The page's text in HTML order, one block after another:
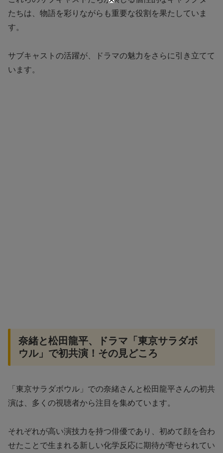
たちは、物語を彩りながらも重要な役割を果たしていま
す。
サブキャストの活躍が、ドラマの魅力をさらに引き立てて
います。
奈緒と松田龍平、ドラマ「東京サラダボ
ウル」で初共演！その見どころ
「東京サラダボウル」での奈緒さんと松田龍平さんの初共
演は、多くの視聴者から注目を集めています。
それぞれが高い演技力を持つ俳優であり、初めて顔を合わ
せたことで生まれる新しい化学反応に期待が寄せられてい